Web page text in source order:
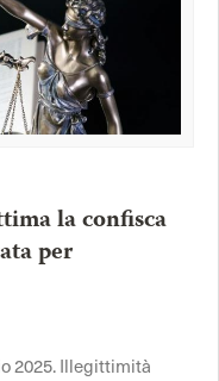
la confisca
per
2025. Illegittimità